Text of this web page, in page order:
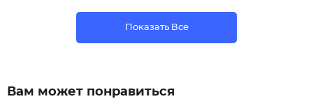
Показать Все
Вам может понравиться